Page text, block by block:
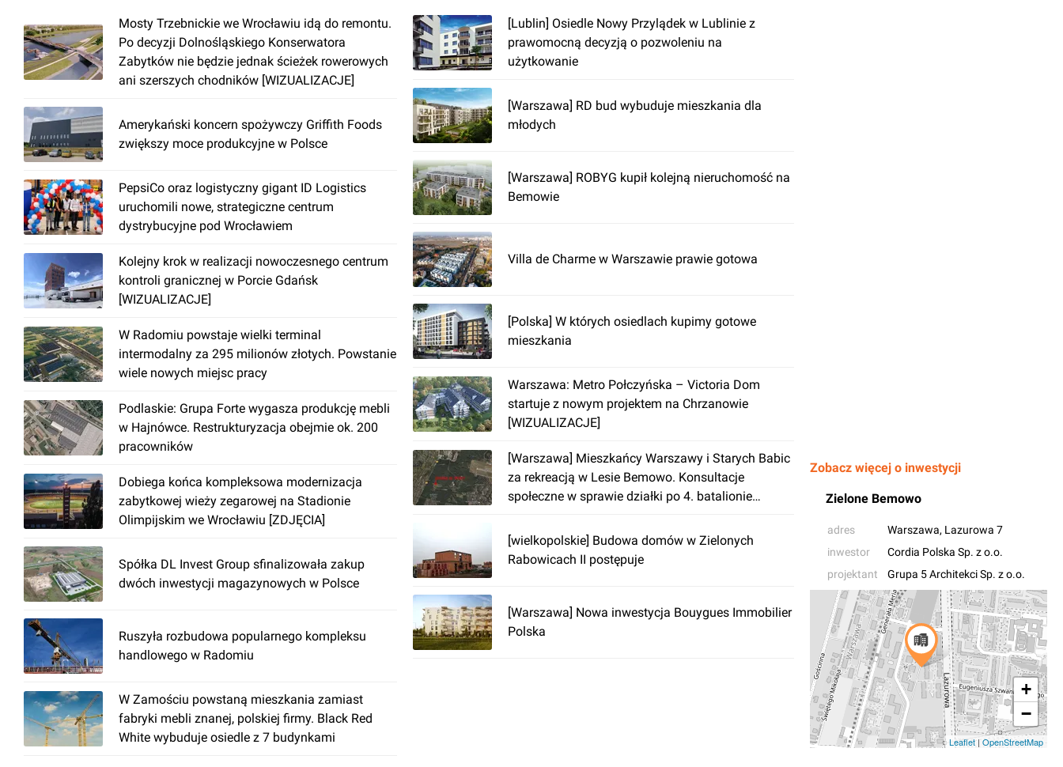
Mosty Trzebnickie we Wrocławiu idą do remontu.
Po decyzji Dolnośląskiego Konserwatora
Zabytków nie będzie jednak ścieżek rowerowych
ani szerszych chodników [WIZUALIZACJE]
Amerykański koncern spożywczy Griffith Foods
zwiększy moce produkcyjne w Polsce
PepsiCo oraz logistyczny gigant ID Logistics
uruchomili nowe, strategiczne centrum
dystrybucyjne pod Wrocławiem
Kolejny krok w realizacji nowoczesnego centrum
kontroli granicznej w Porcie Gdańsk
[WIZUALIZACJE]
W Radomiu powstaje wielki terminal
intermodalny za 295 milionów złotych. Powstanie
wiele nowych miejsc pracy
Podlaskie: Grupa Forte wygasza produkcję mebli
w Hajnówce. Restrukturyzacja obejmie ok. 200
pracowników
Dobiega końca kompleksowa modernizacja
zabytkowej wieży zegarowej na Stadionie
Olimpijskim we Wrocławiu [ZDJĘCIA]
Spółka DL Invest Group sfinalizowała zakup
dwóch inwestycji magazynowych w Polsce
Ruszyła rozbudowa popularnego kompleksu
handlowego w Radomiu
W Zamościu powstaną mieszkania zamiast
fabryki mebli znanej, polskiej firmy. Black Red
White wybuduje osiedle z 7 budynkami
[Lublin] Osiedle Nowy Przylądek w Lublinie z
prawomocną decyzją o pozwoleniu na
użytkowanie
[Warszawa] RD bud wybuduje mieszkania dla
młodych
[Warszawa] ROBYG kupił kolejną nieruchomość na
Bemowie
Villa de Charme w Warszawie prawie gotowa
[Polska] W których osiedlach kupimy gotowe
mieszkania
Warszawa: Metro Połczyńska – Victoria Dom
startuje z nowym projektem na Chrzanowie
[WIZUALIZACJE]
[Warszawa] Mieszkańcy Warszawy i Starych Babic
za rekreacją w Lesie Bemowo. Konsultacje
społeczne w sprawie działki po 4. batalionie
[wielkopolskie] Budowa domów w Zielonych
Rabowicach II postępuje
[Warszawa] Nowa inwestycja Bouygues Immobilier
Polska
Zobacz więcej o inwestycji
Zielone Bemowo
adres Warszawa, Lazurowa 7
inwestor
Cordia Polska Sp. z o.o.
projektant
Grupa 5 Architekci Sp. z o.o.
+
−
Leaflet| OpenStreetMap